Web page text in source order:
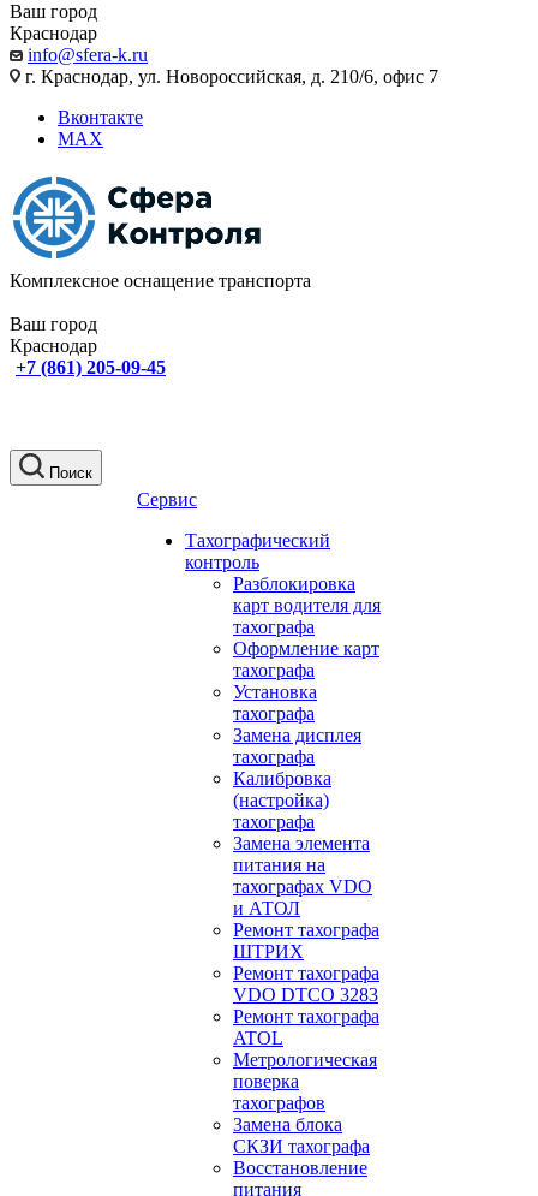
Ваш город
Краснодар
info@sfera-k.ru
г. Краснодар, ул. Новороссийская, д. 210/6, офис 7
Вконтакте
MAX
Комплексное оснащение транспорта
Ваш город
Краснодар
+7 (861) 205-09-45
Поиск
Сервис
Тахографический
контроль
Разблокировка
карт водителя для
тахографа
Оформление карт
тахографа
Установка
тахографа
Замена дисплея
тахографа
Калибровка
(настройка)
тахографа
Замена элемента
питания на
тахографах VDO
и АТОЛ
Ремонт тахографа
ШТРИХ
Ремонт тахографа
VDO DTCO 3283
Ремонт тахографа
ATOL
Метрологическая
поверка
тахографов
Замена блока
СКЗИ тахографа
Восстановление
питания